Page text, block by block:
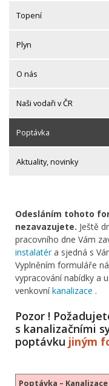
Topení
Plyn
O nás
Naši vodaři v ČR
Poptávka
Aktuality, novinky
Odesláním tohoto
nezavazujete. Ještě
pracovního dne Vám
instalatéra sjedná s
Vyplněním formuláře
vypracování nabídky a
venkovníkanalizace .
Pozor !
s kanalizačními
poptávku jiným
Poptávka –